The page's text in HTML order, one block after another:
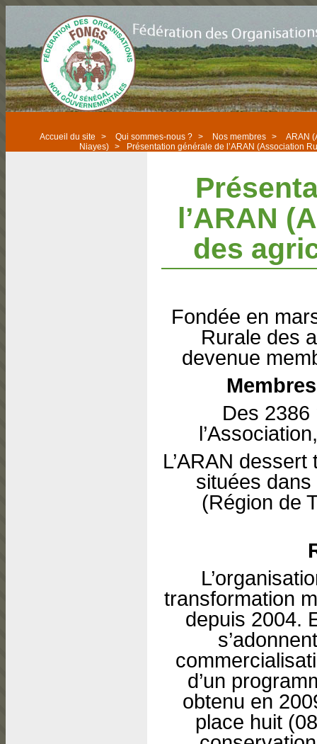
Accueil du site > Qui sommes-nous ? > Nos membres >
ARAN
Niayes) > Présentation générale de l’ARAN (Association
l’ARAN
des
Fondée en
Rurale des
devenue
Des
L’ARAN
situées
(Région de
transformation
depuis 2004.
d’un
obtenu en
place huit